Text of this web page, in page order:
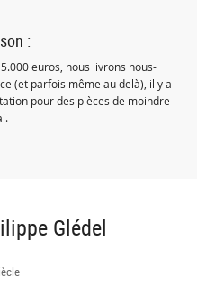
:
euros, nous livrons nous-
(et parfois même au delà), il y a
pour des pièces de moindre
Glédel